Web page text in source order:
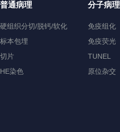
普通病理
硬组织分切/脱钙/软化
标本包埋
切片
HE染色
分子病理
免疫组化
免疫荧光
TUNEL
原位杂交